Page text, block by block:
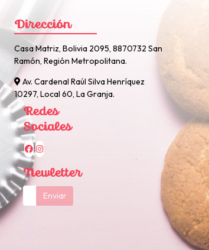
Dirección
Casa Matriz, Bolivia 2095, 8870732 San
Ramón, Región Metropolitana.
Av. Cardenal Raúl Silva Henríquez
10297, Local 60, La Granja.
Redes
Sociales
Newletter
Enviar